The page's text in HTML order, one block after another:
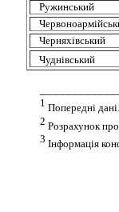
Ружинський
Черняхівський
Чуднівський
1 Попередні дані.
2 Розрахунок
3 Інформація